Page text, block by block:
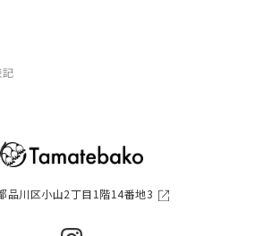
品川区小山2丁目1階14番地3
記